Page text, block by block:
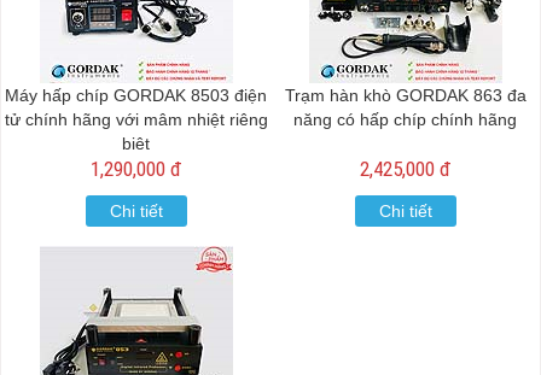
Máy hấp chíp GORDAK 8503 điện
tử chính hãng với mâm nhiệt riêng
biệt
1,290,000 đ
Chi tiết
Trạm hàn khò GORDAK 863 đa
năng có hấp chíp chính hãng
2,425,000 đ
Chi tiết